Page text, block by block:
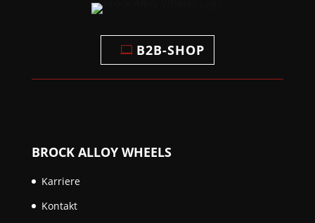
B2B-SHOP
BROCK ALLOY WHEELS
Karriere
Kontakt